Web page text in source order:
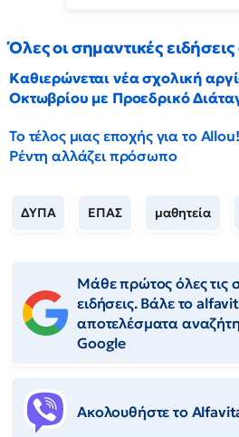
Όλες οι σημαντικές
Καθιερώνεται νέα σχολική
Οκτωβρίου με Προεδρικό
Το τέλος μιας εποχής για το
Ρέντη αλλάζει πρόσωπο
ΔΥΠΑ ΕΠΑΣ μαθητεία
Μάθε πρώτος όλες τις
ειδήσεις. Βάλε το
αποτελέσματα
Google
Ακολουθήστε το